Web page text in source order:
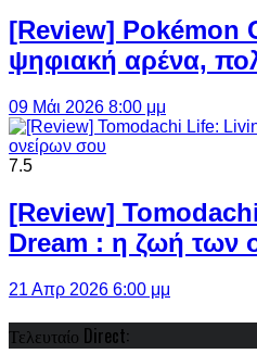
[Review] Pokémon
ψηφιακή αρένα,
09 Μάι 2026 8:00 μμ
7.5
[Review]
Dream : η ζωή των
21 Απρ 2026 6:00 μμ
Τελευταίο Direct: